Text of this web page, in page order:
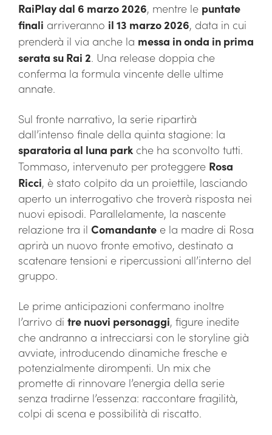
RaiPlay dal 6 marzo 2026, mentre le puntate
finali arriveranno il 13 marzo 2026, data in cui
prenderà il via anche la messa in onda in prima
serata su Rai 2. Una release doppia che
conferma la formula vincente delle ultime
annate.
Sul fronte narrativo, la serie ripartirà
dall’intenso finale della quinta stagione: la
sparatoria al luna parkche ha sconvolto tutti.
Tommaso, intervenuto per proteggere Rosa
Ricci, è stato colpito da un proiettile, lasciando
aperto un interrogativo che troverà risposta nei
nuovi episodi. Parallelamente, la nascente
relazione tra il Comandante e la madre di Rosa
aprirà un nuovo fronte emotivo, destinato a
scatenare tensioni e ripercussioni all’interno del
gruppo.
Le prime anticipazioni confermano inoltre
l’arrivo di tre nuovi personaggi, figure inedite
che andranno a intrecciarsi con le storyline già
avviate, introducendo dinamiche fresche e
potenzialmente dirompenti. Un mix che
promette di rinnovare l’energia della serie
senza tradirne l’essenza: raccontare fragilità,
colpi di scena e possibilità di riscatto.